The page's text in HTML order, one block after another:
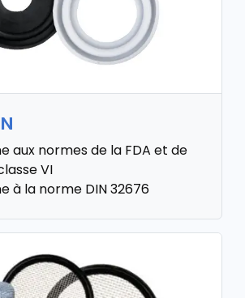
aux normes de la FDA et de
VI
à la norme DIN 32676